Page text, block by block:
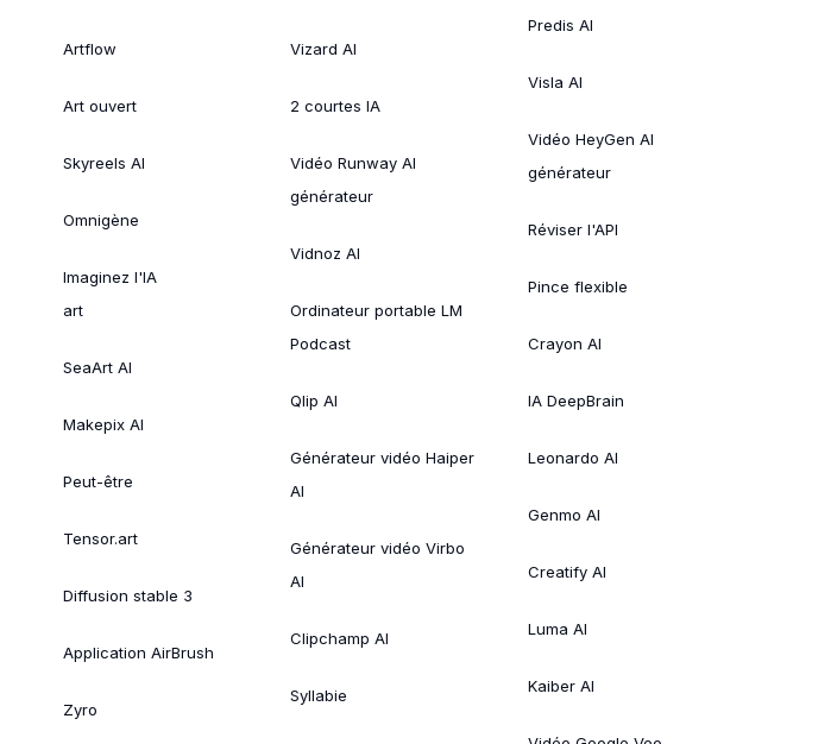
Artflow
Art ouvert
Skyreels AI
Omnigène
Imaginez l'IA
art
SeaArt AI
Makepix AI
Peut-être
Tensor.art
Diffusion stable 3
Application AirBrush
Zyro
Vizard AI
2 courtes IA
Vidéo Runway AI
générateur
Vidnoz AI
Ordinateur portable LM
Podcast
Qlip AI
Générateur vidéo Haiper
AI
Générateur vidéo Virbo
AI
Clipchamp AI
Syllabie
Predis AI
Visla AI
Vidéo HeyGen AI
générateur
Réviser l'API
Pince flexible
Crayon AI
IA DeepBrain
Leonardo AI
Genmo AI
Creatify AI
Luma AI
Kaiber AI